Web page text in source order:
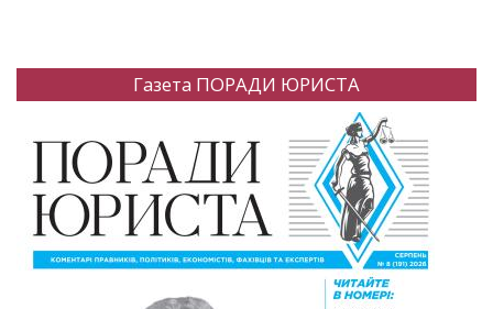
Газета ПОРАДИ ЮРИСТА